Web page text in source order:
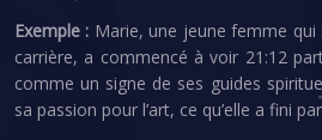
Exemple : Marie, une jeune femme
carrière, a commencé à voir 21:12
comme un signe de ses guides
sa passion pour l’art, ce qu’elle a fini